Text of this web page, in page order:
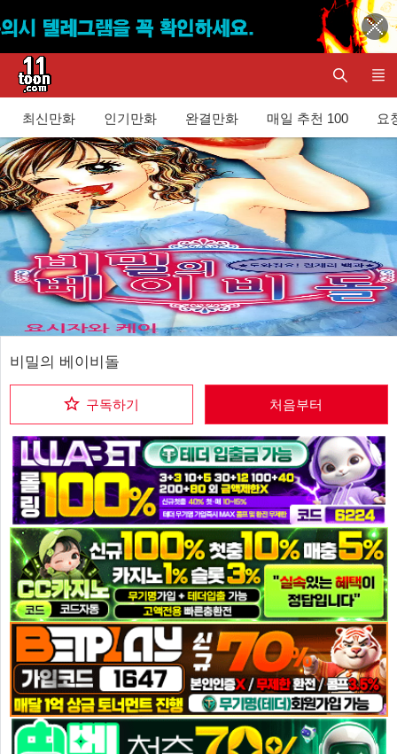
최신만화 인기만화 완결만화 매일 추천 100 요
비밀의 베이비돌
구독하기 처음부터